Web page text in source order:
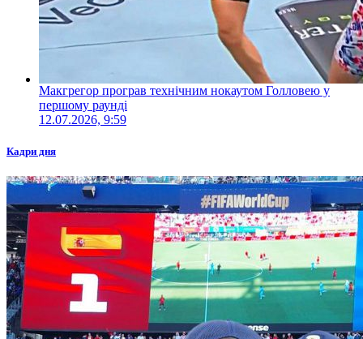
Макгрегор програв технічним нокаутом Голловею у
першому раунді
12.07.2026, 9:59
Кадри дня